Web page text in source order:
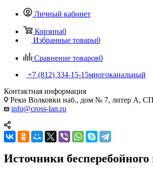
Личный кабинет
Корзина0
Избранные товары0
Сравнение товаров0
+7 (812) 334-15-15многоканальный
Контактная информация
Реки Волковки наб., дом № 7, литер А,
info@cross-lan.ru
Источники